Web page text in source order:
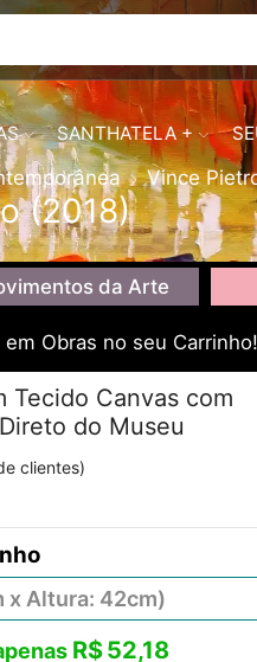
SANTHATELA +
Vince
(2018)
da Arte
Obras no seu Carrinho!
Tecido Canvas com
do Museu
clientes)
R$52,18